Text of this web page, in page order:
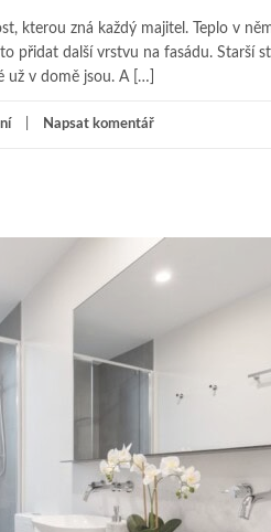
kterou zná každý majitel. Teplo v
přidat další vrstvu na fasádu. Starší
už v domě jsou. A […]
Napsat komentář